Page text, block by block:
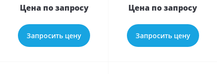
Цена по запросу
Запросить цену
Цена по запросу
Запросить цену